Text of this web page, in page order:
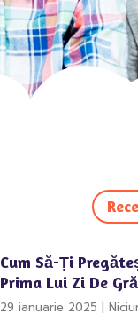
Cum Să-Ți
Prima Lui Zi De
29 ianuarie 2025